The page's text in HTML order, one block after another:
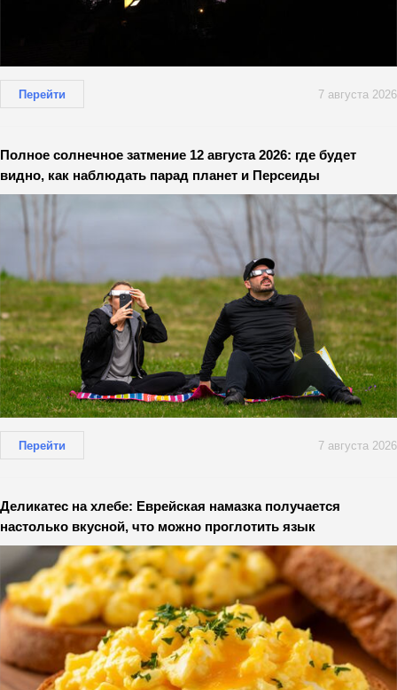
Перейти 7 августа 2026
Полное солнечное затмение 12 августа 2026: где будет
видно, как наблюдать парад планет и Персеиды
Перейти 7 августа 2026
Деликатес на хлебе: Еврейская намазка получается
настолько вкусной, что можно проглотить язык